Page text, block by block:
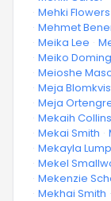
· Mehki Flowers
· Mehmet
· Meika Lee ·
· Meiko
· Meioshe
· Meja
· Meja
· Mekaih Collins
· Mekai Smith ·
· Mekayla
· Mekel
· Mekenzie
· Mekhai Smith ·